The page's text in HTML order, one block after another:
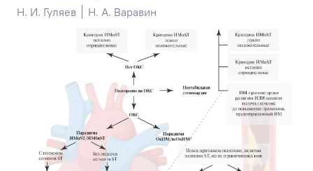
Н. И. Гуляев
Н. А. Варавин